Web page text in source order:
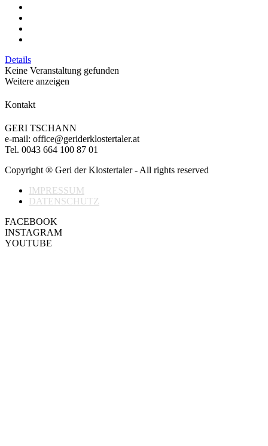
Details
Keine Veranstaltung gefunden
Weitere anzeigen
Kontakt
GERI TSCHANN
e-mail: office@geriderklostertaler.at
Tel. 0043 664 100 87 01
Copyright ® Geri der Klostertaler - All rights reserved
IMPRESSUM
DATENSCHUTZ
FACEBOOK
INSTAGRAM
YOUTUBE